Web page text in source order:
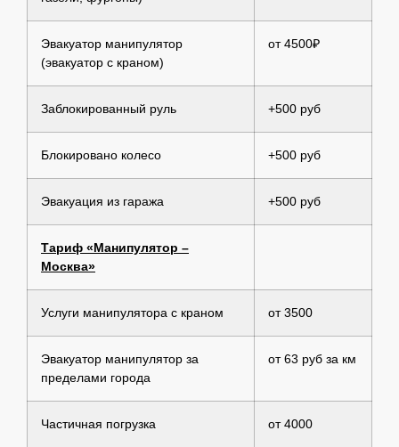
Эвакуатор манипулятор
(эвакуатор с краном)
от 4500₽
Заблокированный руль +500 руб
Блокировано колесо +500 руб
Эвакуация из гаража +500 руб
Тариф «Манипулятор –
Москва»
Услуги манипулятора с краном от 3500
Эвакуатор манипулятор за
пределами города
от 63 руб за км
Частичная погрузка от 4000